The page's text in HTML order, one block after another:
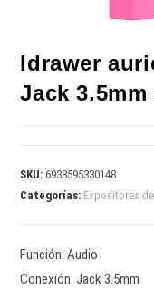
Idrawer
Jack 3.5mm
SKU:6938595330148
Categorías: Expositores
Función: Audio
Conexión: Jack 3.5mm